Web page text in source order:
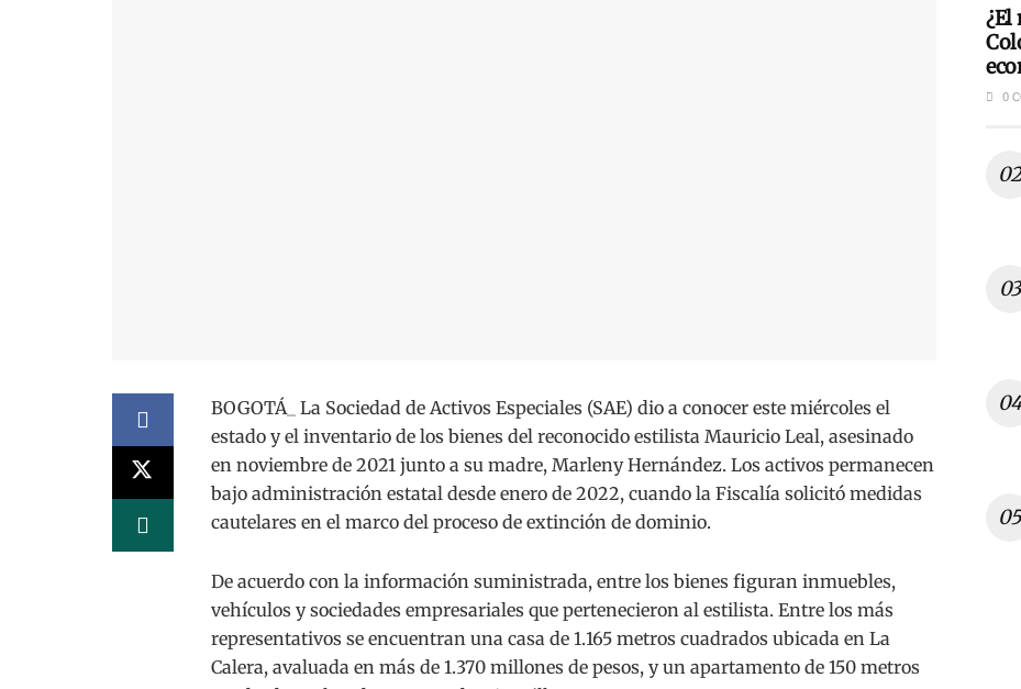
BOGOTÁ_ La Sociedad de Activos Especiales (SAE) dio a conocer este miércoles el
estado y el inventario de los bienes del reconocido estilista Mauricio Leal, asesinado
en noviembre de 2021 junto a su madre, Marleny Hernández. Los activos permanecen
bajo administración estatal desde enero de 2022, cuando la Fiscalía solicitó medidas
cautelares en el marco del proceso de extinción de dominio.
De acuerdo con la información suministrada, entre los bienes figuran inmuebles,
vehículos y sociedades empresariales que pertenecieron al estilista. Entre los más
representativos se encuentran una casa de 1.165 metros cuadrados ubicada en La
Calera, avaluada en más de 1.370 millones de pesos, y un apartamento de 150 metros
¿El
0